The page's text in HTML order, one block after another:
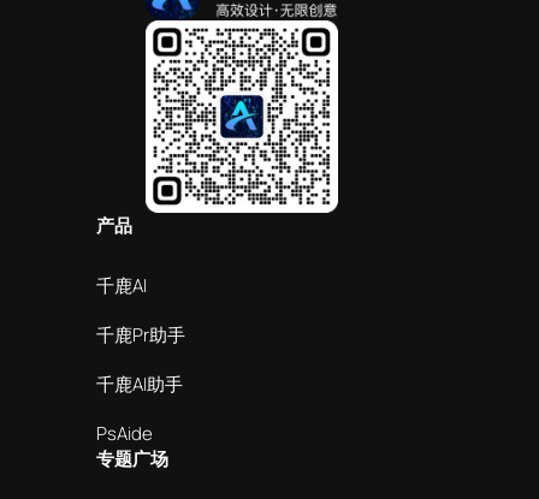
产品
千鹿AI
千鹿Pr助手
千鹿AI助手
PsAide
专题广场